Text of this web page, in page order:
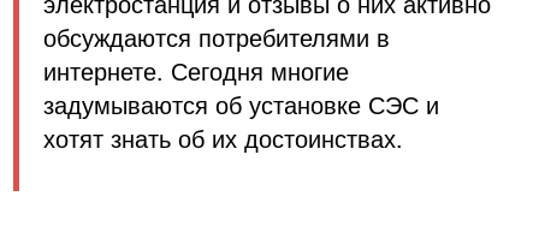
обсуждаются потребителями в
интернете. Сегодня многие
задумываются об установке СЭС и
хотят знать об их достоинствах.